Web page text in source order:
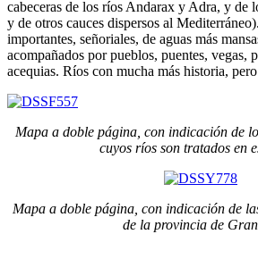
cabeceras de los ríos Andarax y Adra, y de
y de otros cauces dispersos al
importantes, señoriales, de aguas más
acompañados por pueblos, puentes, vegas,
acequias. Ríos con mucha más historia,
Mapa a doble página, con indicación de
cuyos ríos son tratados en
Mapa a doble página, con indicación de
de la provincia de